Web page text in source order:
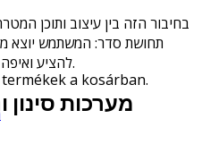
a kosárban.
בחיבור הזה בין עיצוב ותוכן
תחושת סדר: המשתמש יוצא
להציע ואיפה למצוא את מה שמדבר אליו ברגע זה.
מערכות